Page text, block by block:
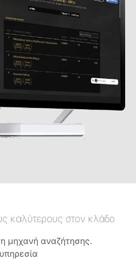
καλύτερους στον κλάδο
μηχανή αναζήτησης.